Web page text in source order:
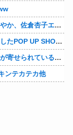
【画像】「まどか☆マギカ」巴マミ、美樹さやか、佐倉杏子エロすぎ放課後えんこーハメ撮りどぴゅどぴゅエチエチが最高すぎる❣
【シンデレラガールズ】百鬼夜行をテーマとしたPOP UP SHOPが東京・大阪にて開催
【速報】熊本県知事「報道に強い不満・苦情が寄せられている」→TBSの報道特集がまさにそれな件他
ンテカテカ他